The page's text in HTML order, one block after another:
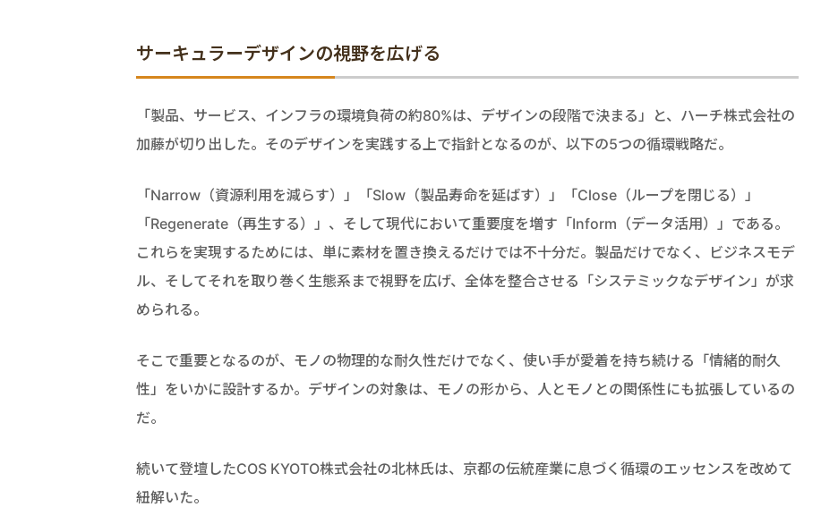
サーキュラーデザインの視野を広げる
「製品、サービス、インフラの環境負荷の約80%は、デザインの段階で決まる」と、ハーチ株式会社の
加藤が切り出した。そのデザインを実践する上で指針となるのが、以下の5つの循環戦略だ。
「Narrow（資源利用を減らす）」「Slow（製品寿命を延ばす）」「Close（ループを閉じる）」
「Regenerate（再生する）」、そして現代において重要度を増す「Inform（データ活用）」である。
これらを実現するためには、単に素材を置き換えるだけでは不十分だ。製品だけでなく、ビジネスモデ
ル、そしてそれを取り巻く生態系まで視野を広げ、全体を整合させる「システミックなデザイン」が求
められる。
そこで重要となるのが、モノの物理的な耐久性だけでなく、使い手が愛着を持ち続ける「情緒的耐久
性」をいかに設計するか。デザインの対象は、モノの形から、人とモノとの関係性にも拡張しているの
だ。
続いて登壇したCOS KYOTO株式会社の北林氏は、京都の伝統産業に息づく循環のエッセンスを改めて
紐解いた。